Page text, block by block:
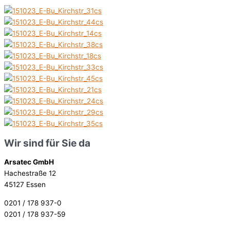
Wir sind für Sie da
Arsatec GmbH
Hachestraße 12
45127 Essen
0201 / 178 937-0
0201 / 178 937-59